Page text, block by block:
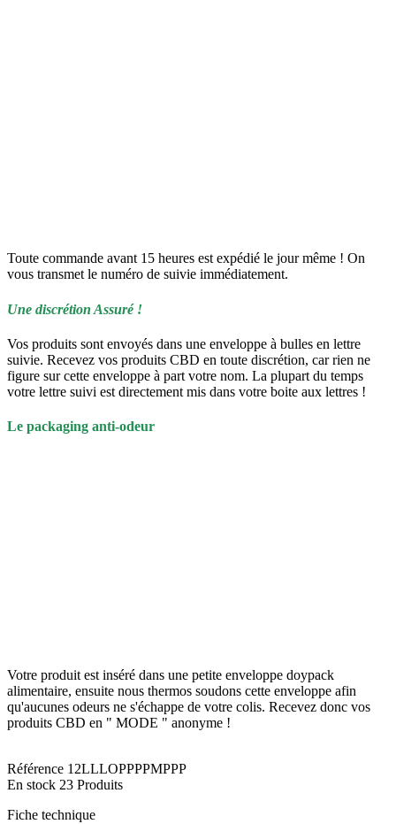
Toute commande avant 15 heures est expédié le jour même ! On
vous transmet le numéro de suivie immédiatement.
Une discrétion Assuré !
Vos produits sont envoyés dans une enveloppe à bulles en lettre
suivie. Recevez vos produits CBD en toute discrétion, car rien ne
figure sur cette enveloppe à part votre nom. La plupart du temps
votre lettre suivi est directement mis dans votre boite aux lettres !
Le packaging anti-odeur
Votre produit est inséré dans une petite enveloppe doypack
alimentaire, ensuite nous thermos soudons cette enveloppe afin
qu'aucunes odeurs ne s'échappe de votre colis. Recevez donc vos
produits CBD en " MODE " anonyme !
Référence 12LLLOPPPPMPPP
En stock 23 Produits
Fiche technique